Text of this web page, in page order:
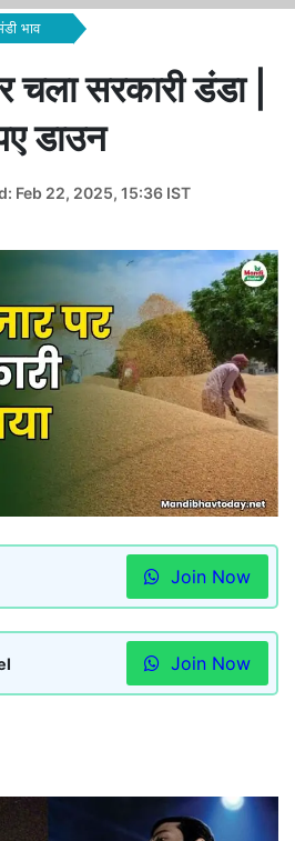
भाव
चला सरकारी डंडा |
डाउन
Feb 22, 2025, 15:36 IST
Join Now
Join Now